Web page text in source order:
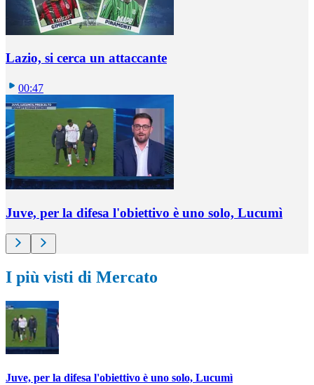
Lazio, si cerca un attaccante
00:47
Juve, per la difesa l'obiettivo è uno solo, Lucumì
I più visti di Mercato
Juve, per la difesa l'obiettivo è uno solo, Lucumì